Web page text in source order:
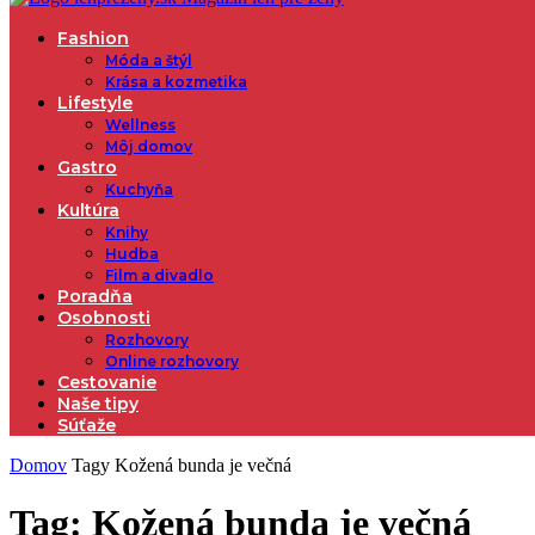
Fashion
Móda a štýl
Krása a kozmetika
Lifestyle
Wellness
Môj domov
Gastro
Kuchyňa
Kultúra
Knihy
Hudba
Film a divadlo
Poradňa
Osobnosti
Rozhovory
Online rozhovory
Cestovanie
Naše tipy
Súťaže
Domov Tagy Kožená bunda je večná
Tag: Kožená bunda je večná